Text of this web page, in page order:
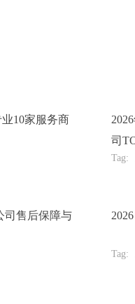
10家服务商
司
Tag:
司售后保障与
Tag: